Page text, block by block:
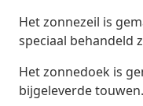
Het zonnezeil is
speciaal behandeld
Het zonnedoek is
bijgeleverde touwen.